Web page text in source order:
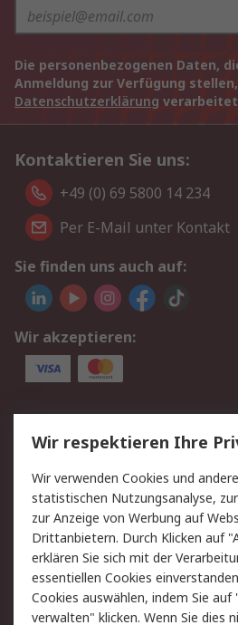
Die personenbezogenen Daten,
Anmeldung zur Verfügung
Datenschutzerklärung
Kontaktieren Sie uns:
+49 (0) 69 5800 14 234
Per E-Mail unter Kontakt
Sie finden uns auch auf:
Wir akzeptieren:
Service
Value Added Services
Rücksendungen
Hilfe
Rechtliches
AGB
Cookie-Richtlinie
Wir respektieren Ihre
Wir verwenden Cookies und
statistischen Nutzungsanalyse,
zur Anzeige von Werbung auf
Drittanbietern. Durch Klicken auf
erklären Sie sich mit der
essentiellen Cookies
Cookies auswählen, indem Sie auf
verwalten" klicken. Wenn Sie dies